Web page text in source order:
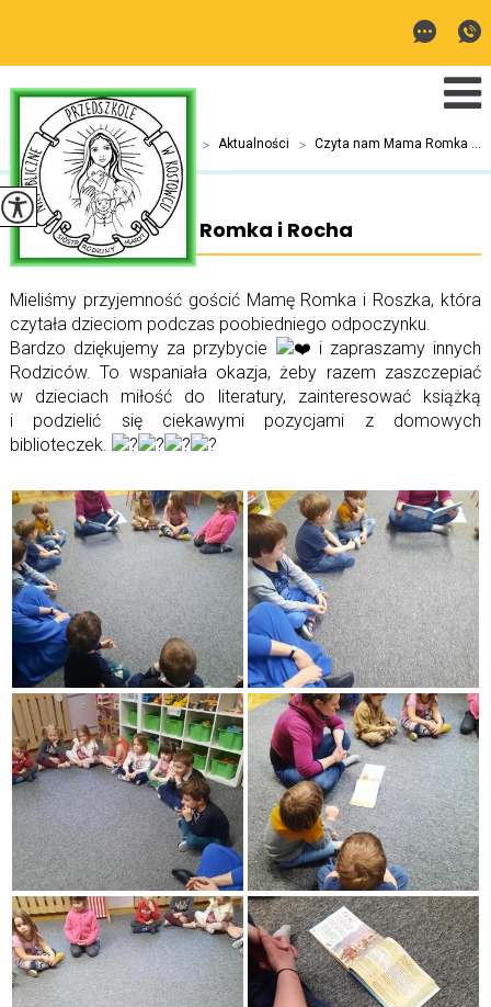
Jesteś tutaj: Home > Aktualności > Czyta nam Mama Romka ...
Czyta nam Mama Romka i Rocha
Mieliśmy przyjemność gościć Mamę Romka i Roszka, która
czytała dzieciom podczas poobiedniego odpoczynku.
Bardzo dziękujemy za przybycie
i zapraszamy innych
Rodziców. To wspaniała okazja, żeby razem zaszczepiać
w dzieciach miłość do literatury, zainteresować książką
i podzielić się ciekawymi pozycjami z domowych
biblioteczek.